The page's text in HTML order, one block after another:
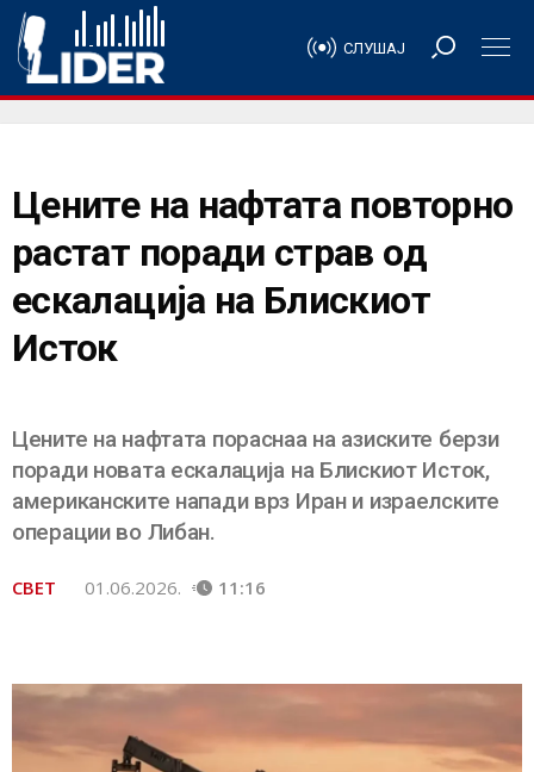
СЛУШАЈ
Цените на нафтата повторно
растат поради страв од
ескалација на Блискиот
Исток
Цените на нафтата пораснаа на азиските берзи
поради новата ескалација на Блискиот Исток,
американските напади врз Иран и израелските
операции во Либан.
СВЕТ 01.06.2026. 11:16